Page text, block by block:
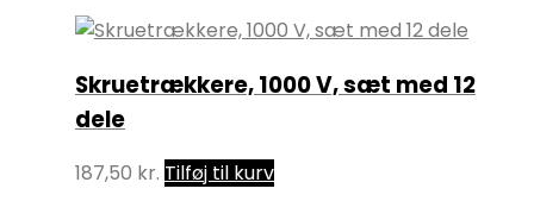
Skruetrækkere, 1000 V, sæt med 12
dele
187,50 kr. Tilføj til kurv